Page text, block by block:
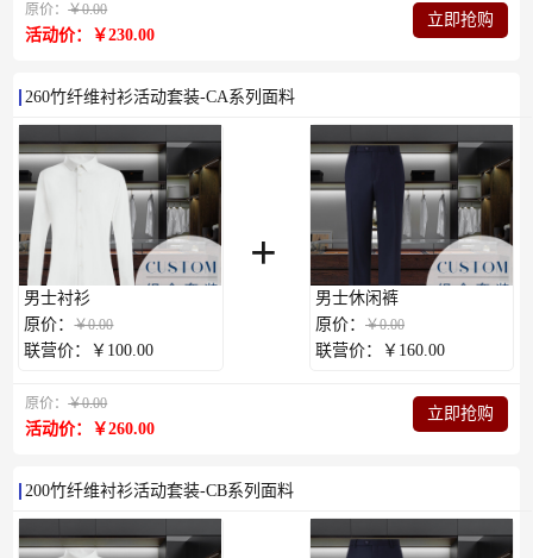
原价：￥0.00
活动价：￥230.00
立即抢购
260竹纤维衬衫活动套装-CA系列面料
男士衬衫
原价：￥0.00
联营价：￥100.00
+
男士休闲裤
原价：￥0.00
联营价：￥160.00
原价：￥0.00
活动价：￥260.00
立即抢购
200竹纤维衬衫活动套装-CB系列面料